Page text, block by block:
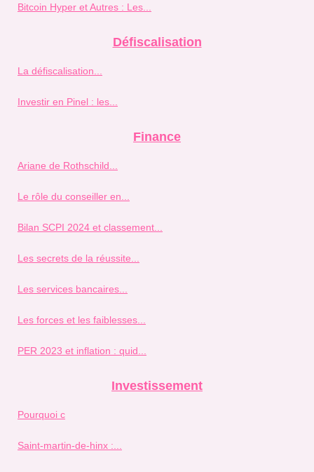
Bitcoin Hyper et Autres : Les...
Défiscalisation
La défiscalisation...
Investir en Pinel : les...
Finance
Ariane de Rothschild...
Le rôle du conseiller en...
Bilan SCPI 2024 et classement...
Les secrets de la réussite...
Les services bancaires...
Les forces et les faiblesses...
PER 2023 et inflation : quid...
Investissement
Pourquoi c
Saint-martin-de-hinx :...